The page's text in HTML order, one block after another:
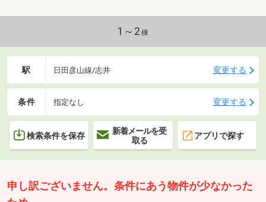
入居♪【教育】◆企救丘小学校：徒歩7分◆守恒中学
校：徒歩25分【暮らし】◆マルショク企救丘店：徒歩
1～2 棟
駅 日田彦山線/志井 変更する
条件 指定なし 変更する
検索条件を保存
新着メールを受
取る
アプリで探す
申し訳ございません。条件にあう物件が少なかった